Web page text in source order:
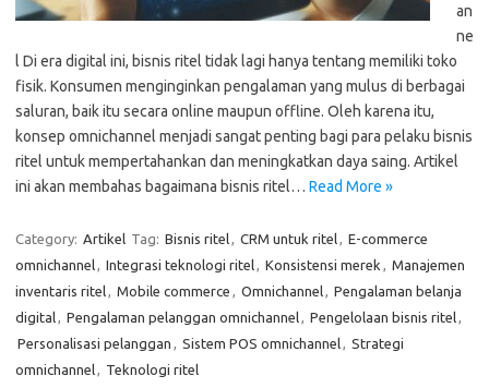
an
ne
l Di era digital ini, bisnis ritel tidak lagi hanya tentang memiliki toko
fisik. Konsumen menginginkan pengalaman yang mulus di berbagai
saluran, baik itu secara online maupun offline. Oleh karena itu,
konsep omnichannel menjadi sangat penting bagi para pelaku bisnis
ritel untuk mempertahankan dan meningkatkan daya saing. Artikel
ini akan membahas bagaimana bisnis ritel… Read More »
Category: Artikel Tag: Bisnis ritel, CRM untuk ritel, E-commerce
omnichannel, Integrasi teknologi ritel, Konsistensi merek , Manajemen
inventaris ritel, Mobile commerce , Omnichannel, Pengalaman belanja
digital, Pengalaman pelanggan omnichannel, Pengelolaan bisnis ritel,
Personalisasi pelanggan , Sistem POS omnichannel, Strategi
omnichannel, Teknologi ritel